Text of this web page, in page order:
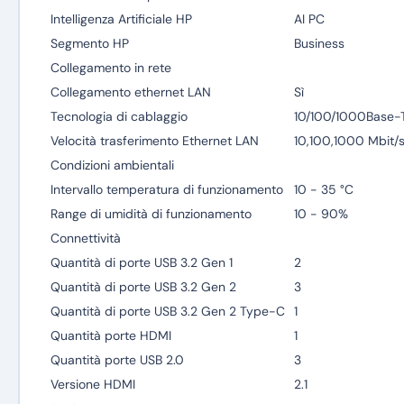
Intelligenza Artificiale HP
AI PC
Segmento HP
Business
Collegamento in rete
Collegamento ethernet LAN
Sì
Tecnologia di cablaggio
10/100/1000Base-
Velocità trasferimento Ethernet LAN
10,100,1000 Mbit/s
Condizioni ambientali
Intervallo temperatura di funzionamento
10 - 35 °C
Range di umidità di funzionamento
10 - 90%
Connettività
Quantità di porte USB 3.2 Gen 1
2
Quantità di porte USB 3.2 Gen 2
3
Quantità di porte USB 3.2 Gen 2 Type-C 1
Quantità porte HDMI
1
Quantità porte USB 2.0
3
Versione HDMI
2.1